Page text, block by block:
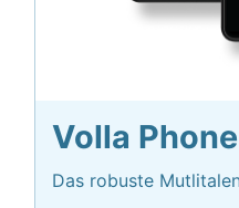
Volla
Das robuste